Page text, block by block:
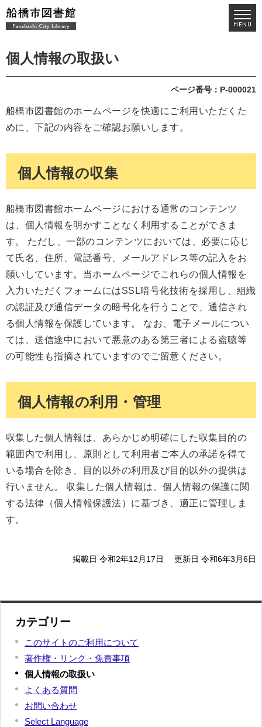
個人情報の取扱い
ページ番号：P-000021
船橋市図書館のホームページを快適にご利用いただくた
めに、下記の内容をご確認お願いします。
個人情報の収集
船橋市図書館ホームページにおける通常のコンテンツ
は、個人情報を明かすことなく利用することができま
す。 ただし、一部のコンテンツにおいては、必要に応じ
て氏名、住所、電話番号、メールアドレス等の記入をお
願いしています。当ホームページでこれらの個人情報を
入力いただくフォームにはSSL暗号化技術を採用し、組織
の認証及び通信データの暗号化を行うことで、通信され
る個人情報を保護しています。 なお、電子メールについ
ては、送信途中において悪意のある第三者による盗聴等
の可能性も指摘されていますのでご留意ください。
個人情報の利用・管理
収集した個人情報は、あらかじめ明確にした収集目的の
範囲内で利用し、原則として利用者ご本人の承諾を得て
いる場合を除き、目的以外の利用及び目的以外の提供は
行いません。 収集した個人情報は、個人情報の保護に関
する法律（個人情報保護法）に基づき、適正に管理しま
す。
掲載日 令和2年12月17日 更新日 令和6年3月6日
カテゴリー
このサイトのご利用について
著作権・リンク・免責事項
個人情報の取扱い
よくある質問
お問い合わせ
Select Language